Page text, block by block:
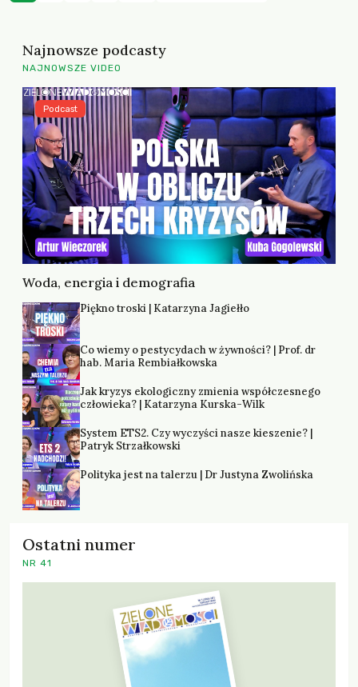
Najnowsze podcasty
NAJNOWSZE VIDEO
Woda, energia i demografia
Podcast
Piękno troski | Katarzyna Jagiełło
Co wiemy o pestycydach w żywności? | Prof. dr
hab. Maria Rembiałkowska
Jak kryzys ekologiczny zmienia współczesnego
człowieka? | Katarzyna Kurska-Wilk
System ETS2. Czy wyczyści nasze kieszenie? |
Patryk Strzałkowski
Polityka jest na talerzu | Dr Justyna Zwolińska
Ostatni numer
NR 41